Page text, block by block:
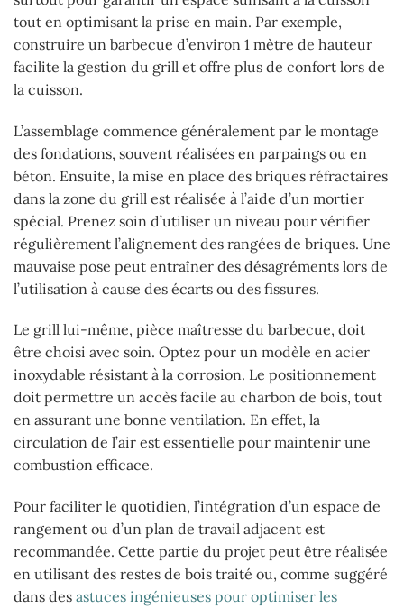
tout en optimisant la prise en main. Par exemple,
construire un barbecue d’environ 1 mètre de hauteur
facilite la gestion du grill et offre plus de confort lors de
la cuisson.
L’assemblage commence généralement par le montage
des fondations, souvent réalisées en parpaings ou en
béton. Ensuite, la mise en place des briques réfractaires
dans la zone du grill est réalisée à l’aide d’un mortier
spécial. Prenez soin d’utiliser un niveau pour vérifier
régulièrement l’alignement des rangées de briques. Une
mauvaise pose peut entraîner des désagréments lors de
l’utilisation à cause des écarts ou des fissures.
Le grill lui-même, pièce maîtresse du barbecue, doit
être choisi avec soin. Optez pour un modèle en acier
inoxydable résistant à la corrosion. Le positionnement
doit permettre un accès facile au charbon de bois, tout
en assurant une bonne ventilation. En effet, la
circulation de l’air est essentielle pour maintenir une
combustion efficace.
Pour faciliter le quotidien, l’intégration d’un espace de
rangement ou d’un plan de travail adjacent est
recommandée. Cette partie du projet peut être réalisée
en utilisant des restes de bois traité ou, comme suggéré
dans des astuces ingénieuses pour optimiser les